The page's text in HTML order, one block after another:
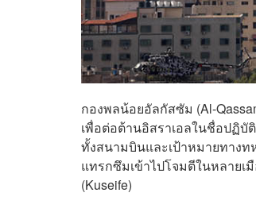
กองพลน้อยอัลกัสซัม (Al-
เพื่อต่อต้านอิสราเอลในชื่อปฏิบั
ทั้งสนามบินและเป้าหมายทางท
แทรกซึมเข้าไปโจมตีในหลายเ
(Kuseife)